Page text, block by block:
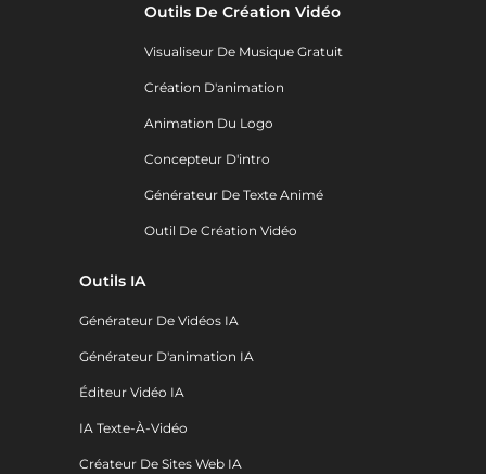
Outils De Création Vidéo
Visualiseur De Musique Gratuit
Création D'animation
Animation Du Logo
Concepteur D'intro
Générateur De Texte Animé
Outil De Création Vidéo
Outils IA
Générateur De Vidéos IA
Générateur D'animation IA
Éditeur Vidéo IA
IA Texte-À-Vidéo
Créateur De Sites Web IA